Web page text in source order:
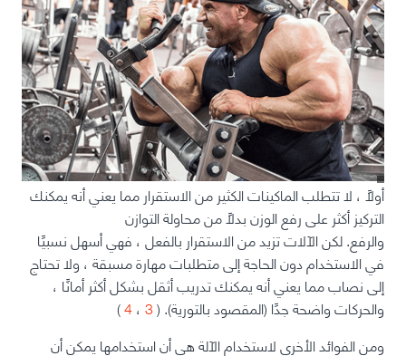
أولاً ،لا تتطلب الماكينات الكثير من الاستقرارمما يعني أنه يمكنك
التركيز أكثر على رفع الوزن بدلاً من محاولة التوازن
والرفع. لكنالآلات تزيد من الاستقرار بالفعل ، فهي أسهل نسبيًا
في الاستخدام دون الحاجة إلى متطلبات مهارة مسبقة ، ولا تحتاج
إلى نصاب مما يعني أنه يمكنك تدريب أثقل بشكل أكثر أمانًا ،
والحركات واضحة جدًا(المقصود بالتورية). (3 ،4
)
ومن الفوائد الأخرى لاستخدام الآلة هي أناستخدامها يمكن أن